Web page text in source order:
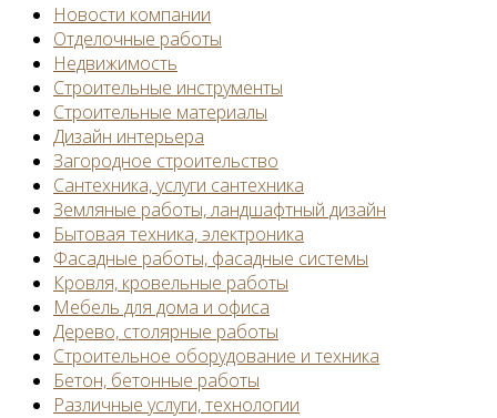
Новости компании
Отделочные работы
Недвижимость
Строительные инструменты
Строительные материалы
Дизайн интерьера
Загородное строительство
Сантехника, услуги сантехника
Земляные работы, ландшафтный дизайн
Бытовая техника, электроника
Фасадные работы, фасадные системы
Кровля, кровельные работы
Мебель для дома и офиса
Дерево, столярные работы
Строительное оборудование и техника
Бетон, бетонные работы
Различные услуги, технологии